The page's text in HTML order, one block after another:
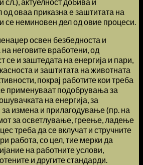
оваа приказна е заштитата на
се неминовен дел од овие процеси.
освен безбедноста и
неговите вработени, од
се и заштедата на енергија и пари,
и заштитата на животната
покрај работите кои треба
применуваат подобрувања за
на енергија, за
измена и прилагодување (пр. на
за осветлување, греење, ладење
треба да се вклучат и стручните
работа, со цел, тие мерки да
на работните услови,
и другите стандарди.